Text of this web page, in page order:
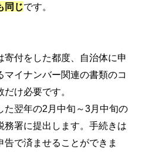
同じです。
寄付をした都度、自治体に申
イナンバー関連の書類のコ
け必要です。
た翌年の2月中旬～3月中旬の
務署に提出します。手続きは
で済ませることができま